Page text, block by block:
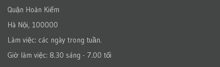
Quận Hoàn Kiếm
Hà Nội, 100000
Làm việc: các ngày trong tuần.
Giờ làm việc: 8.30 sáng - 7.00 tối